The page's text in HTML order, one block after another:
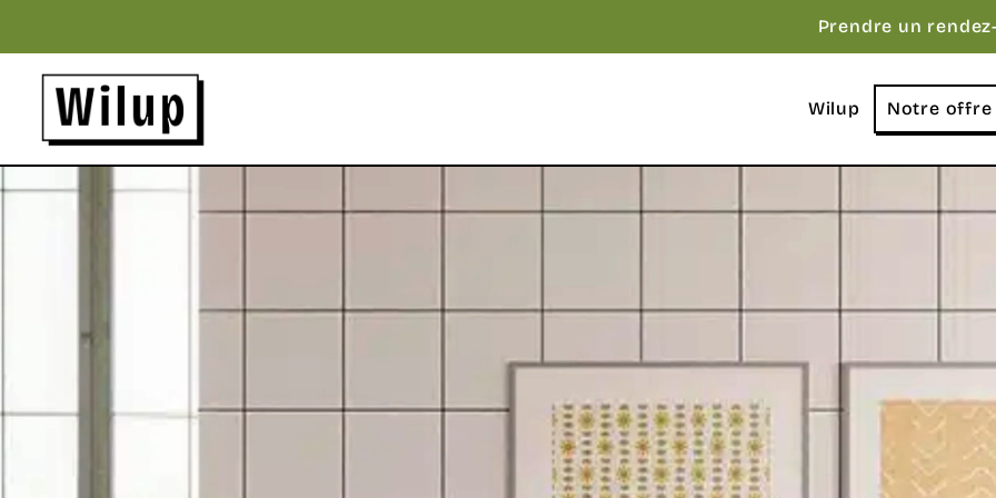
Prendre un
Revenir sur la page d'accueil
Wilup
Notre offre